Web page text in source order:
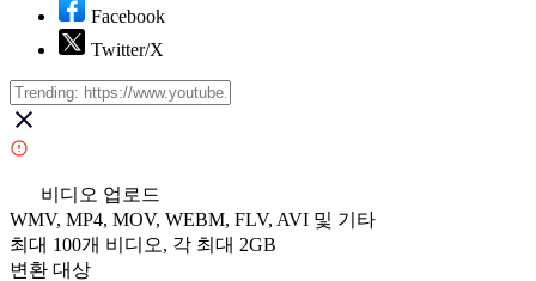
Facebook
Twitter/X
비디오 업로드
WMV, MP4, MOV, WEBM, FLV, AVI 및 기타
최대 100개 비디오, 각 최대 2GB
변환 대상